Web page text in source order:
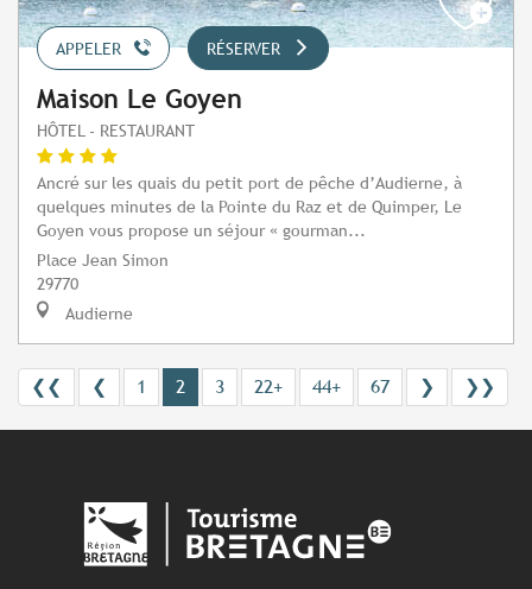
APPELER RÉSERVER
Maison Le Goyen
HÔTEL - RESTAURANT
Ancré sur les quais du petit port de pêche d’Audierne, à
quelques minutes de la Pointe du Raz et de Quimper, Le
Goyen vous propose un séjour « gourman...
Place Jean Simon
29770
Audierne
❮❮ ❮ 1 2 3 22+ 44+ 67 ❯ ❯❯